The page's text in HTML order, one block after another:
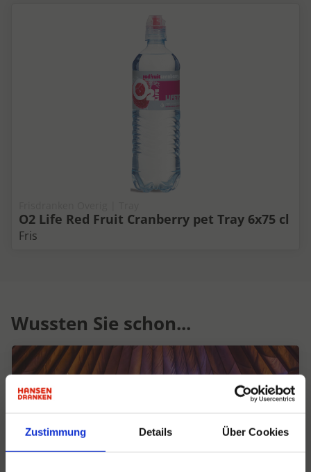
Zustimmung Details Über Cookies
O2 Life Red Fruit Cranberry pet Tray 6x75 cl
Fris
Wussten Sie schon...